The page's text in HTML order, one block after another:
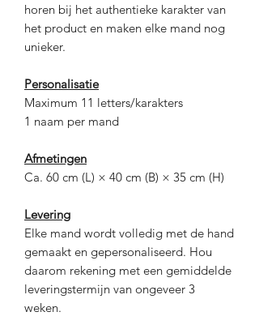
horen bij het authentieke karakter van
het product en maken elke mand nog
unieker.
Personalisatie
Maximum 11 letters/karakters
1 naam per mand
Afmetingen
Ca. 60 cm (L) × 40 cm (B) × 35 cm (H)
Levering
Elke mand wordt volledig met de hand
gemaakt en gepersonaliseerd. Hou
daarom rekening met een gemiddelde
leveringstermijn van ongeveer 3
weken.